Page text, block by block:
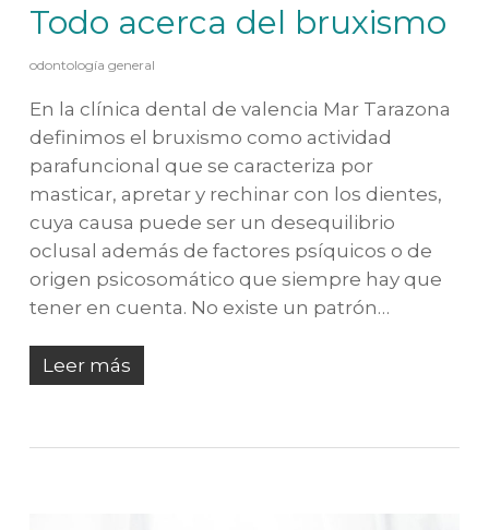
Todo acerca del bruxismo
odontología general
En la clínica dental de valencia Mar Tarazona
definimos el bruxismo como actividad
parafuncional que se caracteriza por
masticar, apretar y rechinar con los dientes,
cuya causa puede ser un desequilibrio
oclusal además de factores psíquicos o de
origen psicosomático que siempre hay que
tener en cuenta. No existe un patrón…
Leer más